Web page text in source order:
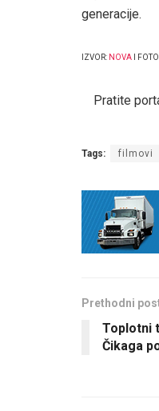
generacije.
IZVOR: NOVA I
Pratite
Tags: filmovi
Prethodni
Toplotni
Čikaga